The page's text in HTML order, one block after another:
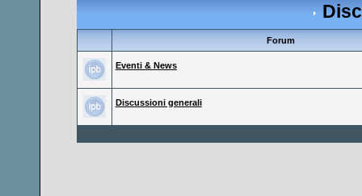
Forum
Eventi & News
Discussioni generali